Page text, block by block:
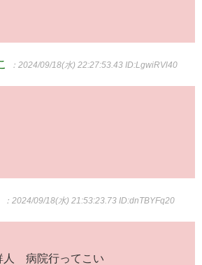
：2024/09/18(水) 22:27:53.43 ID:LgwiRVl40
：2024/09/18(水) 21:53:23.73 ID:dnTBYFq20
人 病院行ってこい